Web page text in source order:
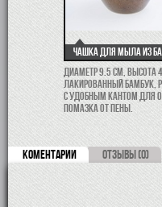
Чашка для мыла из
Диаметр 9.5 см, высота
лакированный бамбук,
С удобным кантом для
помазка от пены.
КОМЕНТАРИИ ОТЗЫВЫ (0)